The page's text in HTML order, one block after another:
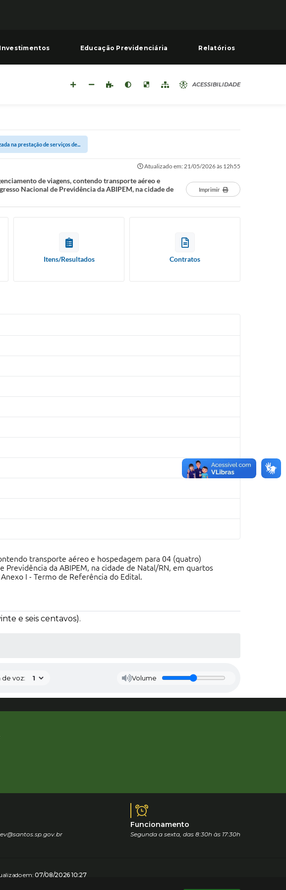
Investimentos Educação Previdenciária Relatórios
ACESSIBILIDADE
na prestação de serviços de...
Atualizado em: 21/05/2026 às 12h55
de viagens, contendo transporte aéreo e
Nacional de Previdência da ABIPEM, na cidade de
Imprimir
Itens/Resultados Contratos
transporte aéreo e hospedagem para 04 (quatro)
Previdência da ABIPEM, na cidade de Natal/RN, em quartos
I - Termo de Referência do Edital.
e seis centavos).
de voz: Volume
Funcionamento
Segunda a sexta, das 8:30h às 17:30h
em:07/08/2026 10:27